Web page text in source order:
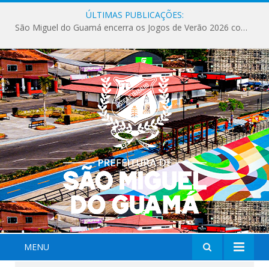
ÚLTIMAS PUBLICAÇÕES:
São Miguel do Guamá encerra os Jogos de Verão 2026 com sucesso de público e competições.
MENU